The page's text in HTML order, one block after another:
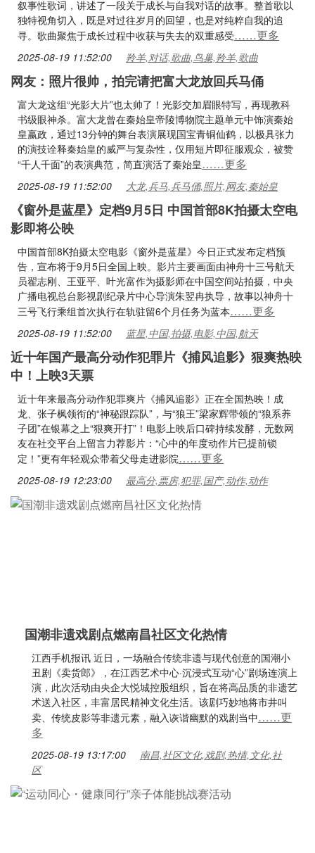
叙事性歌词，讲述了一段关于成长与自我对话的故事。整首歌以
独特视角切入，既是对过往岁月的回望，也是对纯粹自我的追
寻。歌曲聚焦于成长过程中收获与失去的双重感受……更多
2025-08-19 11:52:00 羚羊,对话,歌曲,鸟巢,羚羊,歌曲
网友：照片很帅，拍完请把富大龙放回兵马俑
富大龙这组“光影大片”也太帅了！光影交加眉眼特写，再现教科
书级眼神杀。富大龙曾在秦始皇帝陵博物院主题单元中饰演秦始
皇嬴政，通过13分钟的舞台表演展现国宝青铜仙鹤，以极具张力
的演技诠释秦始皇的威严与复杂性，仅用短片即征服观众，被赞
“千人千面”的表演典范，简直演活了秦始皇……更多
2025-08-19 11:52:00 大龙,兵马,兵马俑,照片,网友,秦始皇
《窗外是蓝星》定档9月5日 中国首部8K拍摄太空电
影即将公映
中国首部8K拍摄太空电影《窗外是蓝星》今日正式发布定档预
告，宣布将于9月5日全国上映。影片主要画面由神舟十三号航天
员翟志刚、王亚平、叶光富作为摄影师在中国空间站拍摄，中央
广播电视总台影视剧纪录片中心导演朱翌冉执导，故事以神舟十
三号飞行乘组首次执行在轨驻留6个月任务为蓝本……更多
2025-08-19 11:52:00 蓝星,中国,拍摄,电影,中国,航天
近十年国产最高分动作犯罪片《捕风追影》狠爽热映
中！上映3天票
近十年来最高分动作犯罪爽片《捕风追影》正在全国热映！成
龙、张子枫领衔的“神秘跟踪队”，与“狼王”梁家辉带领的“狼系养
子团”在银幕之上“狠爽开打”！电影上映后口碑持续发酵，无数网
友在社交平台上留言力荐影片：“心中的年度动作片已提前锁
定！”更有年轻观众带着父母走进影院……更多
2025-08-19 12:23:00 最高分,票房,犯罪,国产,动作,动作
国潮非遗戏剧点燃南昌社区文化热情
江西手机报讯 近日，一场融合传统非遗与现代创意的国潮小
丑剧《卖货郎》，在江西艺术中心·沉浸式互动“心”剧场连演上
演，此次活动由央企大悦城控股组织，旨在将高品质的非遗艺
术送入社区，丰富居民精神文化生活。该剧巧妙地将市井叫
卖、传统皮影等非遗元素，融入诙谐幽默的戏剧当中……更
多
2025-08-19 13:17:00
南昌,社区文化,戏剧,热情,文化,社
区